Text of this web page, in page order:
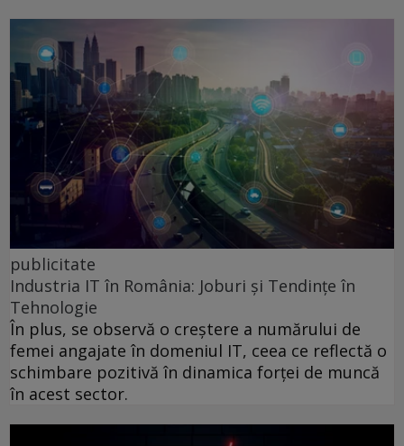
publicitate
Industria IT în România: Joburi și Tendințe în
Tehnologie
În plus, se observă o creștere a numărului de
femei angajate în domeniul IT, ceea ce reflectă o
schimbare pozitivă în dinamica forței de muncă
în acest sector.